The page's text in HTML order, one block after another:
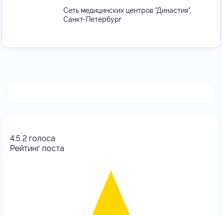
Сеть медицинских центров "Династия",
Санкт-Петербург
4.5 2 голоса
Рейтинг поста